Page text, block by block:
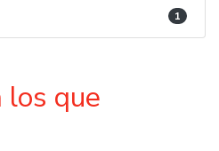
1
los que